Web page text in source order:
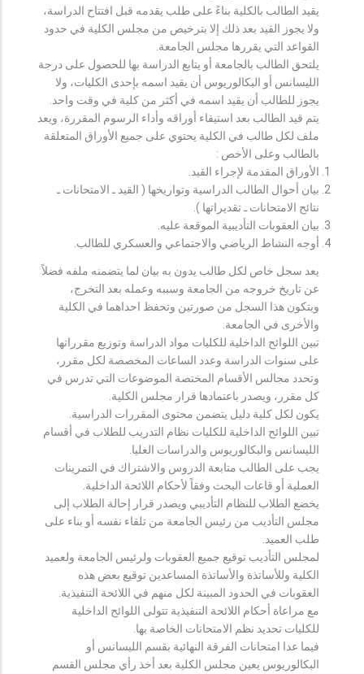
يقيد الطالب بالكلية بناءً على طلب يقدمه قبل افتتاح الدراسة،
ولا يجوز القيد بعد ذلك إلا بترخيص من مجلس الكلية في حدود
القواعد التي يقررها مجلس الجامعة.
يلتحق الطالب بالجامعة أو يتابع الدراسة بها للحصول على درجة
الليسانس أو البكالوريوس أن يقيد اسمه بإحدى الكليات، ولا
يجوز للطالب أن يقيد اسمه في أكثر من كلية في وقت واحد.
يتم قيد الطالب بعد استيفاء أوراقه وأداء الرسوم المقررة، ويعد
ملف لكل طالب في الكلية يحتوي على جميع الأوراق المتعلقة
بالطالب وعلى الأخص :
الأوراق المقدمة لإجراء القيد.
بيان أحوال الطالب الدراسية وتواريخها ( القيد ـ الامتحانات ـ
نتائح الامتحانات ـ تقديراتها ).
بيان العقوبات التأديبية الموقعة عليه.
أوجه النشاط الرياضي والاجتماعي والعسكري للطالب.
يعد سجل خاص لكل طالب يدون به بيان لما يتضمنه ملفه فضلاً
عن تاريخ خروجه من الجامعة وسببه وعمله بعد التخرج،
ويتكون هذا السجل من صورتين وتحفظ احداهما في الكلية
والأخرى في الجامعة.
تبين اللوائح الداخلية للكليات مواد الدراسة وتوزيع مقرراتها
على سنوات الدراسة وعدد الساعات المخصصة لكل مقرر،
وتحدد مجالس الأقسام المختصة الموضوعات التي تدرس في
كل مقرر، ويصدر باعتمادها قرار مجلس الكلية.
يكون لكل كلية دليل يتضمن محتوى المقررات الدراسية.
تبين اللوائح الداخلية للكليات نظام التدريب للطلاب في أقسام
الليسانس والبكالوريوس والدراسات العليا.
يجب على الطالب متابعة الدروس والاشتراك في التمرينات
العملية أو قاعات البحث وفقاً لأحكام اللائحة الداخلية.
يخضع الطلاب للنظام التأديبي ويصدر قرار إحالة الطلاب إلى
مجلس التأديب من رئيس الجامعة من تلقاء نفسه أو بناء على
طلب العميد.
لمجلس التأديب توقيع جميع العقوبات ولرئيس الجامعة ولعميد
الكلية وللأساتذة والأساتذة المساعدين توقيع بعض هذه
العقوبات في الحدود المبينة لكل منهم في اللائحة التنفيذية.
مع مراعاة أحكام اللائحة التنفيذية تتولى اللوائح الداخلية
للكليات تحديد نظم الامتحانات الخاصة بها.
فيما عدا امتحانات الفرقة النهائية بقسم الليسانس أو
البكالوريوس يعين مجلس الكلية بعد أخذ رأي مجلس القسم